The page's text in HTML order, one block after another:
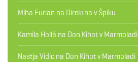
Miha Furlan na Direktna v Špiku
Kamila Hollá na Don Kihot v Marmoladi
Nastja Vidic na Don Kihot v Marmoladi